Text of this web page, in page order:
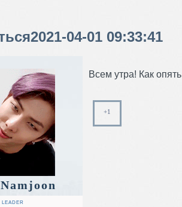
2021-04-01 09:33:41
LEADER
Всем утра! Как
+1